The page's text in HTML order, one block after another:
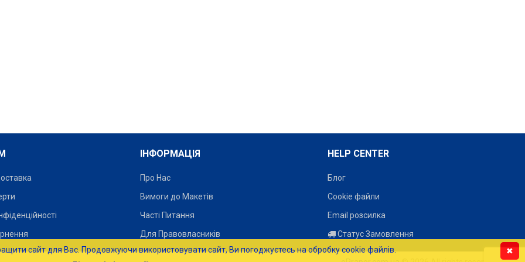
Прапор на замовлення
320 - 2036 грн.
Прапор на замовлення
дизайн..
320 - 2036 грн.
Прапор на замовлення
дизайн..
320 - 2036 грн. 320 - 2036 грн.
ІНФОРМАЦІЯ
Про Нас
Вимоги до Макетів
Часті Питання
Для Правовласників
HELP CENTER
Блог
Cookie файли
Email розсилка
Статус Замовлення
сайт для Вас. Продовжуючи використовувати сайт, Ви погоджуєтесь на обробку cookie файлів.
✖